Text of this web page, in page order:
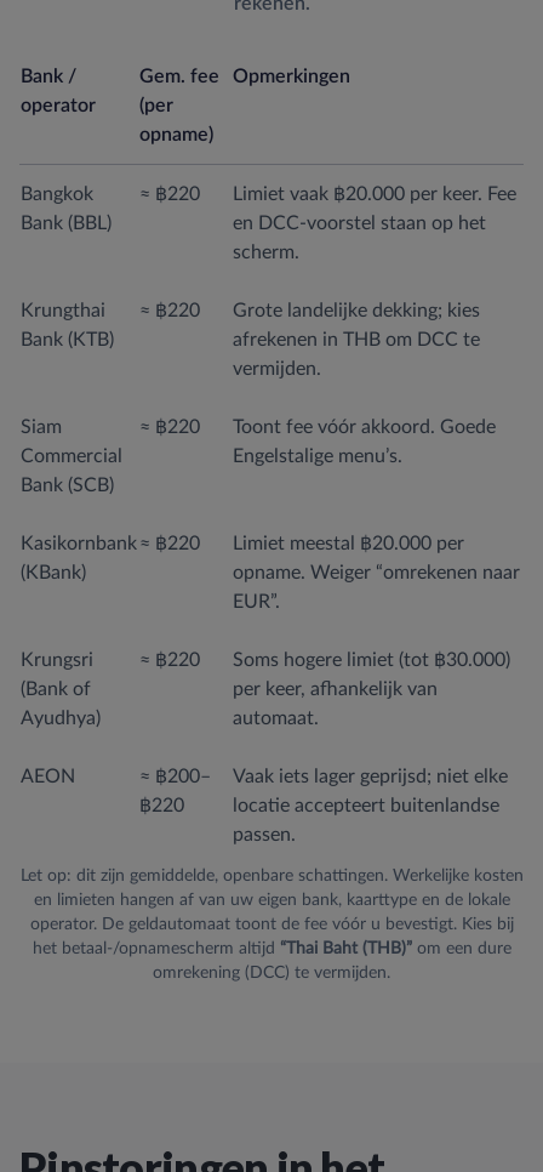
Bank /
operator
Gem. fee
(per
opname)
Opmerkingen
Bangkok
Bank (BBL)
≈ ฿220
Limiet vaak ฿20.000 per keer. Fee
en DCC-voorstel staan op het
scherm.
Krungthai
Bank (KTB)
≈ ฿220
Grote landelijke dekking; kies
afrekenen in THB om DCC te
vermijden.
Siam
Commercial
Bank (SCB)
≈ ฿220
Toont fee vóór akkoord. Goede
Engelstalige menu’s.
Kasikornbank
(KBank)
≈ ฿220
Limiet meestal ฿20.000 per
opname. Weiger “omrekenen naar
EUR”.
Krungsri
(Bank of
Ayudhya)
≈ ฿220
Soms hogere limiet (tot ฿30.000)
per keer, afhankelijk van
automaat.
AEON
≈ ฿200–
฿220
Vaak iets lager geprijsd; niet elke
locatie accepteert buitenlandse
passen.
Let op: dit zijn gemiddelde, openbare schattingen. Werkelijke kosten
en limieten hangen af van uw eigen bank, kaarttype en de lokale
operator. De geldautomaat toont de fee vóór u bevestigt. Kies bij
het betaal-/opnamescherm altijd “Thai Baht (THB)”om een dure
omrekening (DCC) te vermijden.